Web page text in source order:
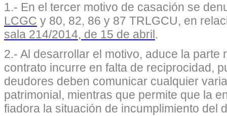
1.- En el tercer motivo de casación se
LCGC y 80, 82, 86 y 87 TRLGCU, en
sala 214/2014, de 15 de abril.
2.- Al desarrollar el motivo, aduce la parte
contrato incurre en falta de reciprocidad,
deudores deben comunicar cualquier
patrimonial, mientras que permite que la
fiadora la situación de incumplimiento del